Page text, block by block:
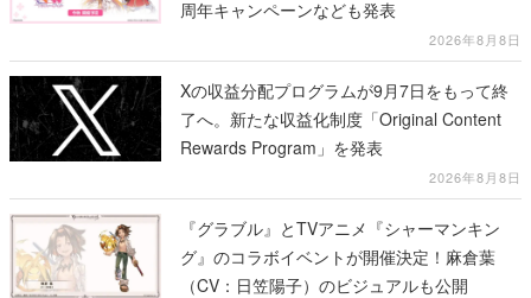
周年キャンペーンなども発表
2026年8月8日
Xの収益分配プログラムが9月7日をもって終
了へ。新たな収益化制度「Original Content
Rewards Program」を発表
2026年8月8日
『グラブル』とTVアニメ『シャーマンキン
グ』のコラボイベントが開催決定！麻倉葉
（CV：日笠陽子）のビジュアルも公開